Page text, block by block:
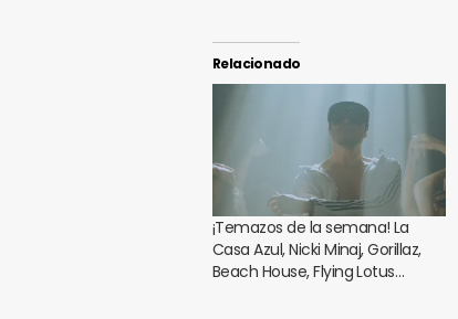
Relacionado
¡Temazos de la semana! La
Casa Azul, Nicki Minaj, Gorillaz,
Beach House, Flying Lotus…